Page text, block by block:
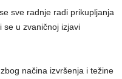
sve radnje radi prikupljanja
se u zvaničnoj izjavi
načina izvršenja i težine